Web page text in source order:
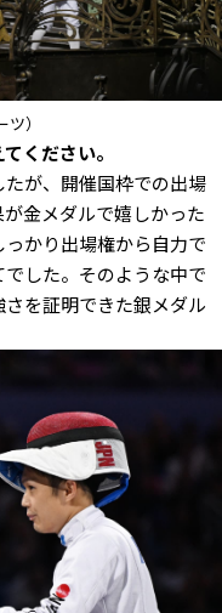
）
ください。
が、開催国枠での出場
金メダルで嬉しかった
かり出場権から自力で
した。そのような中で
を証明できた銀メダル